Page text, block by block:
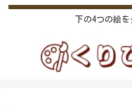
下の4つの絵を